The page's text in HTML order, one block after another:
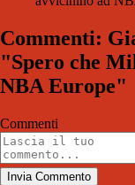
Commenti:
"Spero che
NBA Europe"
Commenti
Invia Commento